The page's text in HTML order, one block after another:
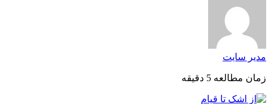
مدیر سایت
زمان مطالعه 5 دقیقه